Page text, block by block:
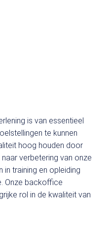
is van essentieel
te kunnen
hoog houden door
verbetering van onze
in training en opleiding
Onze backoffice
rol in de kwaliteit van